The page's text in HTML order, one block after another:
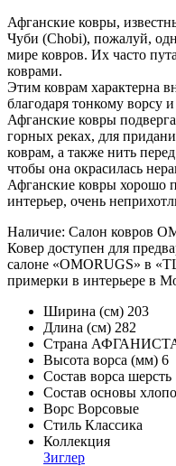
Афганские ковры,
Чуби (Chobi), пожалуй,
мире ковров. Их часто
коврами.
Этим коврам характерна
благодаря тонкому ворсу
Афганские ковры
горных реках, для
коврам, а также нить
чтобы она окрасилась
Афганские ковры хорошо
интерьер, очень
Наличие: Салон ковров
Ковер доступен для
салоне «OMORUGS» в
примерки в интерьере в
Ширина (см) 203
Длина (см) 282
Страна
Высота ворса (мм) 6
Состав ворса шерсть
Состав основы
Ворс Ворсовые
Стиль Классика
Коллекция
Зиглер